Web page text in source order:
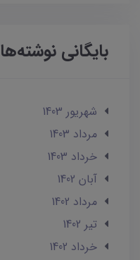
بایگانی نوشته‌ها
شهریور 1403
مرداد 1403
خرداد 1403
آبان 1402
مرداد 1402
تير 1402
خرداد 1402